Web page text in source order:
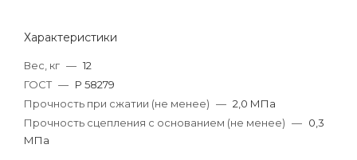
Характеристики
Вес, кг — 12
ГОСТ — Р 58279
Прочность при сжатии (не менее) — 2,0 МПа
Прочность сцепления с основанием (не менее) — 0,3
МПа